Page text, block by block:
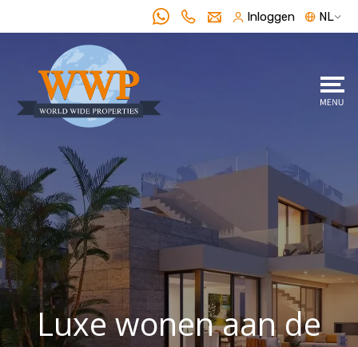
Inloggen NL
Luxe wonen aan de